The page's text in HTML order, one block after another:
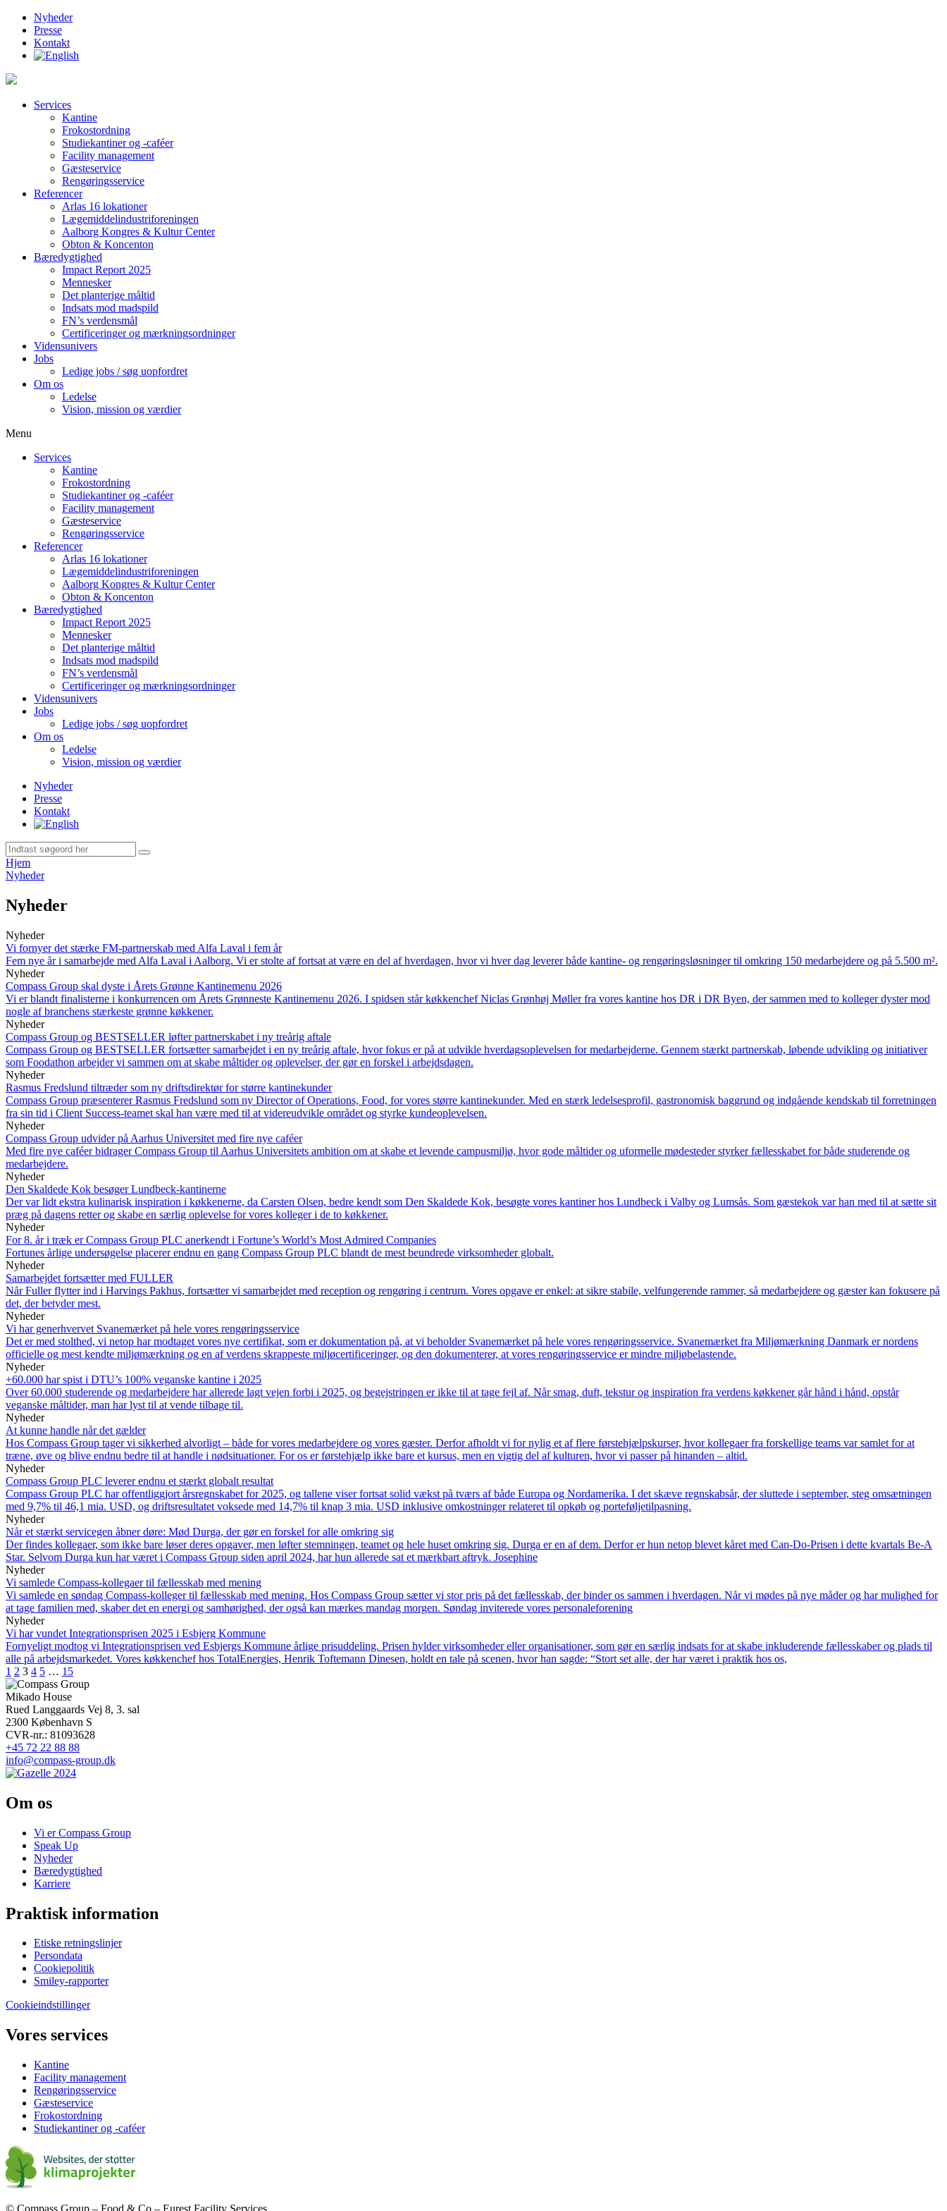
Nyheder
Presse
Kontakt
Services
Kantine
Frokostordning
Studiekantiner og -caféer
Facility management
Gæsteservice
Rengøringsservice
Referencer
Arlas 16 lokationer
Lægemiddelindustriforeningen
Aalborg Kongres & Kultur Center
Obton & Koncenton
Bæredygtighed
Impact Report 2025
Mennesker
Det planterige måltid
Indsats mod madspild
FN’s verdensmål
Certificeringer og mærkningsordninger
Vidensunivers
Jobs
Ledige jobs / søg uopfordret
Om os
Ledelse
Vision, mission og værdier
Menu
Services
Kantine
Frokostordning
Studiekantiner og -caféer
Facility management
Gæsteservice
Rengøringsservice
Referencer
Arlas 16 lokationer
Lægemiddelindustriforeningen
Aalborg Kongres & Kultur Center
Obton & Koncenton
Bæredygtighed
Impact Report 2025
Mennesker
Det planterige måltid
Indsats mod madspild
FN’s verdensmål
Certificeringer og mærkningsordninger
Vidensunivers
Jobs
Ledige jobs / søg uopfordret
Om os
Ledelse
Vision, mission og værdier
Nyheder
Presse
Kontakt
Hjem
Nyheder
Nyheder
Nyheder
Vi fornyer det stærke FM-partnerskab med Alfa Laval i fem år
Fem nye år i samarbejde med Alfa Laval i Aalborg. Vi er stolte af fortsat at være en del af hverdagen, hvor vi hver dag leverer både kantine- og rengøringsløsninger til omkring 150 medarbejdere og på 5.500 m².
Nyheder
Compass Group skal dyste i Årets Grønne Kantinemenu 2026
Vi er blandt finalisterne i konkurrencen om Årets Grønneste Kantinemenu 2026. I spidsen står køkkenchef Niclas Grønhøj Møller fra vores kantine hos DR i DR Byen, der sammen med to kolleger dyster mod
nogle af branchens stærkeste grønne køkkener.
Nyheder
Compass Group og BESTSELLER løfter partnerskabet i ny treårig aftale
Compass Group og BESTSELLER fortsætter samarbejdet i en ny treårig aftale, hvor fokus er på at udvikle hverdagsoplevelsen for medarbejderne. Gennem stærkt partnerskab, løbende udvikling og initiativer
som Foodathon arbejder vi sammen om at skabe måltider og oplevelser, der gør en forskel i arbejdsdagen.
Nyheder
Rasmus Fredslund tiltræder som ny driftsdirektør for større kantinekunder
Compass Group præsenterer Rasmus Fredslund som ny Director of Operations, Food, for vores større kantinekunder. Med en stærk ledelsesprofil, gastronomisk baggrund og indgående kendskab til forretningen
fra sin tid i Client Success-teamet skal han være med til at videreudvikle området og styrke kundeoplevelsen.
Nyheder
Compass Group udvider på Aarhus Universitet med fire nye caféer
Med fire nye caféer bidrager Compass Group til Aarhus Universitets ambition om at skabe et levende campusmiljø, hvor gode måltider og uformelle mødesteder styrker fællesskabet for både studerende og
medarbejdere.
Nyheder
Den Skaldede Kok besøger Lundbeck-kantinerne
Der var lidt ekstra kulinarisk inspiration i køkkenerne, da Carsten Olsen, bedre kendt som Den Skaldede Kok, besøgte vores kantiner hos Lundbeck i Valby og Lumsås. Som gæstekok var han med til at sætte sit
præg på dagens retter og skabe en særlig oplevelse for vores kolleger i de to køkkener.
Nyheder
For 8. år i træk er Compass Group PLC anerkendt i Fortune’s World’s Most Admired Companies
Fortunes årlige undersøgelse placerer endnu en gang Compass Group PLC blandt de mest beundrede virksomheder globalt.
Nyheder
Samarbejdet fortsætter med FULLER
Når Fuller flytter ind i Harvings Pakhus, fortsætter vi samarbejdet med reception og rengøring i centrum. Vores opgave er enkel: at sikre stabile, velfungerende rammer, så medarbejdere og gæster kan fokusere på
det, der betyder mest.
Nyheder
Vi har generhvervet Svanemærket på hele vores rengøringsservice
Det er med stolthed, vi netop har modtaget vores nye certifikat, som er dokumentation på, at vi beholder Svanemærket på hele vores rengøringsservice. Svanemærket fra Miljømærkning Danmark er nordens
officielle og mest kendte miljømærkning og en af verdens skrappeste miljøcertificeringer, og den dokumenterer, at vores rengøringsservice er mindre miljøbelastende.
Nyheder
+60.000 har spist i DTU’s 100% veganske kantine i 2025
Over 60.000 studerende og medarbejdere har allerede lagt vejen forbi i 2025, og begejstringen er ikke til at tage fejl af. Når smag, duft, tekstur og inspiration fra verdens køkkener går hånd i hånd, opstår
veganske måltider, man har lyst til at vende tilbage til.
Nyheder
At kunne handle når det gælder
Hos Compass Group tager vi sikkerhed alvorligt – både for vores medarbejdere og vores gæster. Derfor afholdt vi for nylig et af flere førstehjælpskurser, hvor kollegaer fra forskellige teams var samlet for at
træne, øve og blive endnu bedre til at handle i nødsituationer. For os er førstehjælp ikke bare et kursus, men en vigtig del af kulturen, hvor vi passer på hinanden – altid.
Nyheder
Compass Group PLC leverer endnu et stærkt globalt resultat
Compass Group PLC har offentliggjort årsregnskabet for 2025, og tallene viser fortsat solid vækst på tværs af både Europa og Nordamerika. I det skæve regnskabsår, der sluttede i september, steg omsætningen
med 9,7% til 46,1 mia. USD, og driftsresultatet voksede med 14,7% til knap 3 mia. USD inklusive omkostninger relateret til opkøb og porteføljetilpasning.
Nyheder
Når et stærkt servicegen åbner døre: Mød Durga, der gør en forskel for alle omkring sig
Der findes kollegaer, som ikke bare løser deres opgaver, men løfter stemningen, teamet og hele huset omkring sig. Durga er en af dem. Derfor er hun netop blevet kåret med Can-Do-Prisen i dette kvartals Be-A
Star. Selvom Durga kun har været i Compass Group siden april 2024, har hun allerede sat et mærkbart aftryk. Josephine
Nyheder
Vi samlede Compass-kollegaer til fællesskab med mening
Vi samlede en søndag Compass-kolleger til fællesskab med mening. Hos Compass Group sætter vi stor pris på det fællesskab, der binder os sammen i hverdagen. Når vi mødes på nye måder og har mulighed for
at tage familien med, skaber det en energi og samhørighed, der også kan mærkes mandag morgen. Søndag inviterede vores personaleforening
Nyheder
Vi har vundet Integrationsprisen 2025 i Esbjerg Kommune
Fornyeligt modtog vi Integrationsprisen ved Esbjergs Kommune årlige prisuddeling. Prisen hylder virksomheder eller organisationer, som gør en særlig indsats for at skabe inkluderende fællesskaber og plads til
alle på arbejdsmarkedet. Vores køkkenchef hos TotalEnergies, Henrik Toftemann Dinesen, holdt en tale på scenen, hvor han sagde: “Stort set alle, der har været i praktik hos os,
1 2 3 4 5 … 15
Mikado House
Rued Langgaards Vej 8, 3. sal
2300 København S
CVR-nr.: 81093628
+45 72 22 88 88
info@compass-group.dk
Om os
Vi er Compass Group
Speak Up
Nyheder
Bæredygtighed
Karriere
Praktisk information
Etiske retningslinjer
Persondata
Cookiepolitik
Smiley-rapporter
Cookieindstillinger
Vores services
Kantine
Facility management
Rengøringsservice
Gæsteservice
Frokostordning
Studiekantiner og -caféer